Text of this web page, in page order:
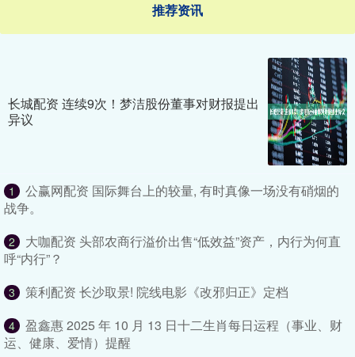
推荐资讯
长城配资 连续9次！梦洁股份董事对财报提出
异议
1
公赢网配资 国际舞台上的较量, 有时真像一场没有硝烟的
战争。
2
大咖配资 头部农商行溢价出售“低效益”资产，内行为何直
呼“内行”？
3 策利配资 长沙取景! 院线电影《改邪归正》定档
4
盈鑫惠 2025 年 10 月 13 日十二生肖每日运程（事业、财
运、健康、爱情）提醒